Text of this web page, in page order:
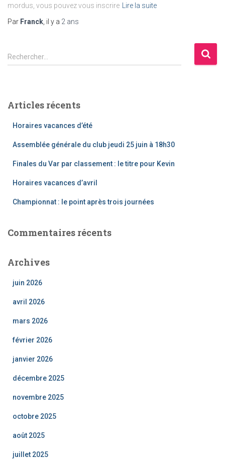
mordus, vous pouvez vous inscrire
Lire la suite
Par Franck , il y a 2 ans
R
e
r
Rechercher…
Articles récents
Horaires vacances d’été
Assemblée générale du club jeudi 25 juin à 18h30
Finales du Var par classement : le titre pour Kevin
Horaires vacances d’avril
Championnat : le point après trois journées
Commentaires récents
Archives
juin 2026
avril 2026
mars 2026
février 2026
janvier 2026
décembre 2025
novembre 2025
octobre 2025
août 2025
juillet 2025